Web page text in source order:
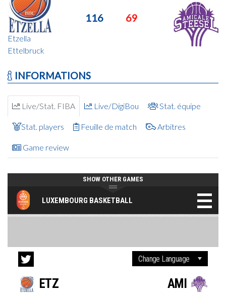
Etzella
Ettelbruck
116 69
INFORMATIONS
Live/Stat. FIBA Live/DigiBou Stat. équipe
Stat. players Feuille de match Arbitres
Game review